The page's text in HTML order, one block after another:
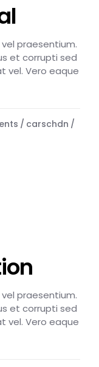
praesentium.
et corrupti sed
vel. Vero eaque
carschdn
praesentium.
et corrupti sed
vel. Vero eaque